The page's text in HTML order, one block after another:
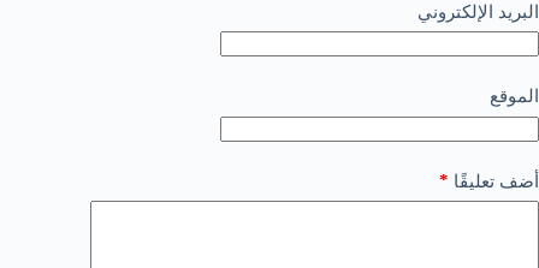
البريد الإلكتروني
الموقع
أضف تعليقًا *